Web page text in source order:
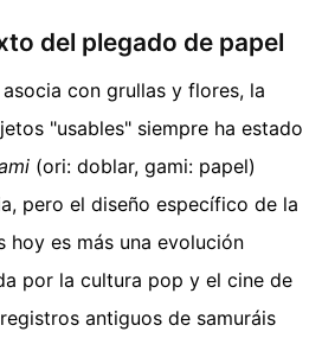
del plegado de papel
con grullas y flores, la
"usables" siempre ha estado
(ori: doblar, gami: papel)
pero el diseño específico de la
hoy es más una evolución
por la cultura pop y el cine de
antiguos de samuráis